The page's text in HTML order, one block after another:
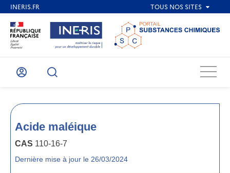
Mon
Recherche
Menu
Acide maléique
CAS 110-16-7
Dernière mise à jour le 26/03/2024